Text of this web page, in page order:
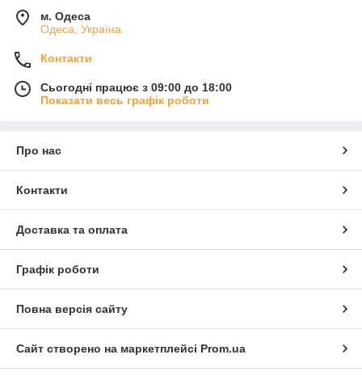
м. Одеса
Одеса, Україна
Контакти
Сьогодні працює з 09:00 до 18:00
Показати весь графік роботи
Про нас
Контакти
Доставка та оплата
Графік роботи
Повна версія сайту
Сайт створено на маркетплейсі Prom.ua